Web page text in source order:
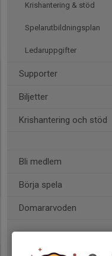
Krishantering & stöd
Spelarutbildningsplan
Ledaruppgifter
Supporter
Biljetter
Krishantering och stöd
Bli medlem
Börja spela
Domararvoden